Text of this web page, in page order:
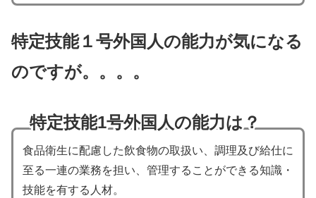
特定技能１号外国人の能力が気になる
のですが。。。。
特定技能1号外国人の能力は ？
⾷品衛⽣に配慮した飲⾷物の取扱い、調理及び給仕に
⾄る⼀連の業務を担い、管理することができる知識・
技能を有する⼈材。